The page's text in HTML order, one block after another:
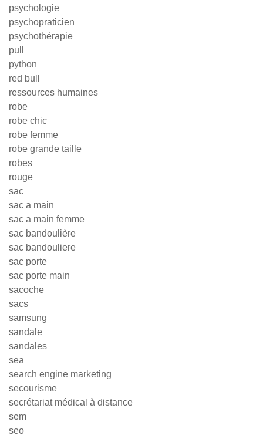
psychologie
psychopraticien
psychothérapie
pull
python
red bull
ressources humaines
robe
robe chic
robe femme
robe grande taille
robes
rouge
sac
sac a main
sac a main femme
sac bandoulière
sac bandouliere
sac porte
sac porte main
sacoche
sacs
samsung
sandale
sandales
sea
search engine marketing
secourisme
secrétariat médical à distance
sem
seo